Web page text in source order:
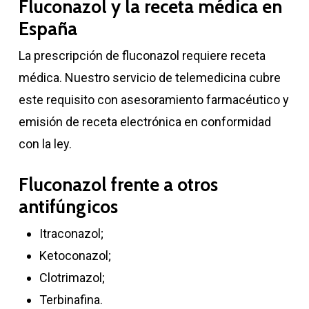
Fluconazol y la receta médica en
España
La prescripción de fluconazol requiere receta
médica. Nuestro servicio de telemedicina cubre
este requisito con asesoramiento farmacéutico y
emisión de receta electrónica en conformidad
con la ley.
Fluconazol frente a otros
antifúngicos
Itraconazol;
Ketoconazol;
Clotrimazol;
Terbinafina.